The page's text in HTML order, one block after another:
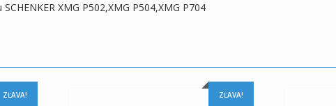
XMG P502,XMG P504,XMG P704
ZĽAVA! ZĽAVA!